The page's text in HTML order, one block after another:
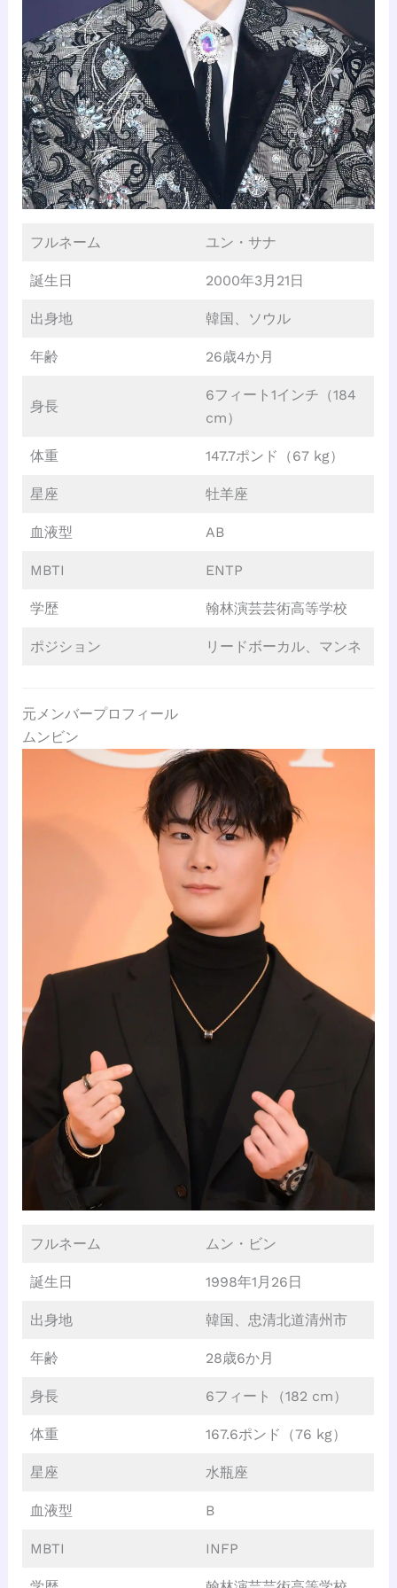
フルネーム ユン・サナ
誕生日 2000年3月21日
出身地 韓国、ソウル
年齢 26歳4か月
身長
6フィート1インチ（184
cm）
体重 147.7ポンド（67 kg）
星座 牡羊座
血液型 AB
MBTI ENTP
学歴 翰林演芸芸術高等学校
ポジション リードボーカル、マンネ
元メンバープロフィール
ムンビン
フルネーム ムン・ビン
誕生日 1998年1月26日
出身地 韓国、忠清北道清州市
年齢 28歳6か月
身長 6フィート（182 cm）
体重 167.6ポンド（76 kg）
星座 水瓶座
血液型 B
MBTI INFP